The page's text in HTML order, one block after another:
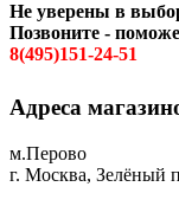
Не уверены в
Позвоните -
8(495)151-24-51
Адреса
м.Перово
г. Москва,